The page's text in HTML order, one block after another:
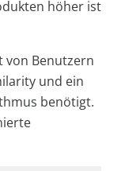
höher ist
von Benutzern
und ein
benötigt.